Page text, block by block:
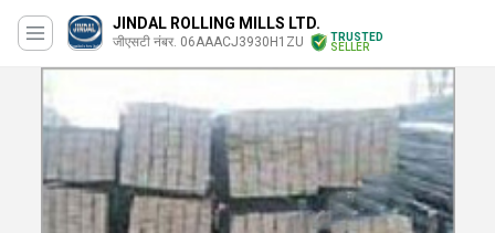
JINDAL ROLLING MILLS LTD.
जीएसटी नंबर. 06AAACJ3930H1ZU
TRUSTED
SELLER